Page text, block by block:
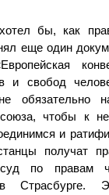
бы, как
еще один
и свобод
обязательно
чтобы к
и
получат
суд по правам
Страсбурге.